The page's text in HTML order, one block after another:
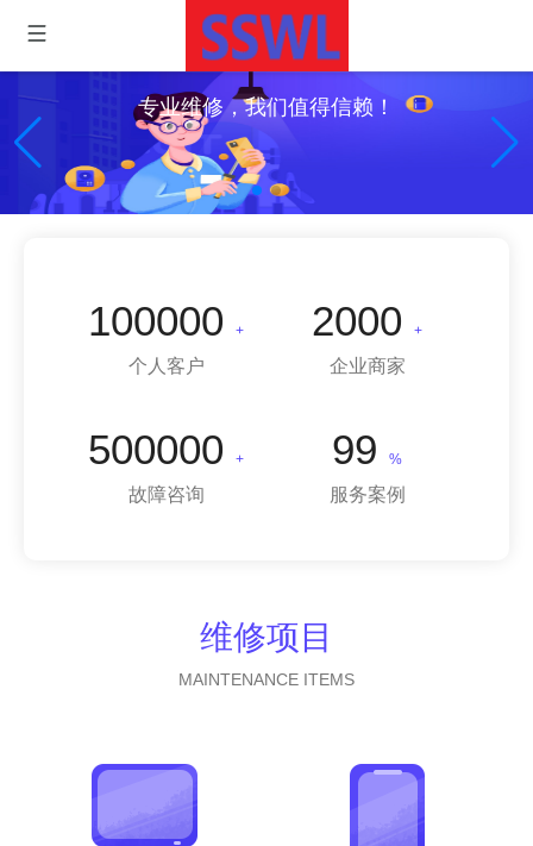
专业维修，我们值得信赖！
100000 +
个人客户
2000 +
企业商家
500000 +
故障咨询
99 %
服务案例
维修项目
MAINTENANCE ITEMS